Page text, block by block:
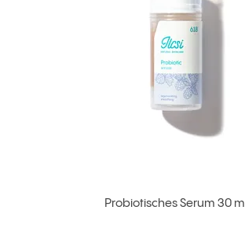
Probiotisches Serum 30 ml